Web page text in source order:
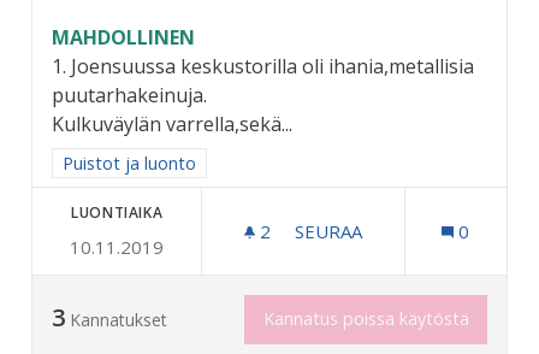
MAHDOLLINEN
1. Joensuussa keskustorilla oli ihania,metallisia
puutarhakeinuja.
Kulkuväylän varrella,sekä...
Rajaa tulokset aihepiirin mukaan: Puistot ja luonto
Puistot ja luonto
LUONTIAIKA
10.11.2019
2 2 SEURAAJAA
SEURAA 0
3 Kannatukset Kannatus poissa käytöstä